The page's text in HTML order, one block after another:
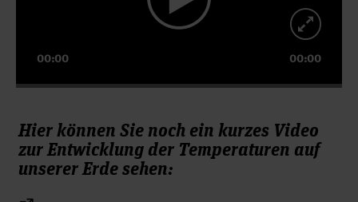
00:00 00:00
Hier können Sie noch ein kurzes Video
zur Entwicklung der Temperaturen auf
unserer Erde sehen: